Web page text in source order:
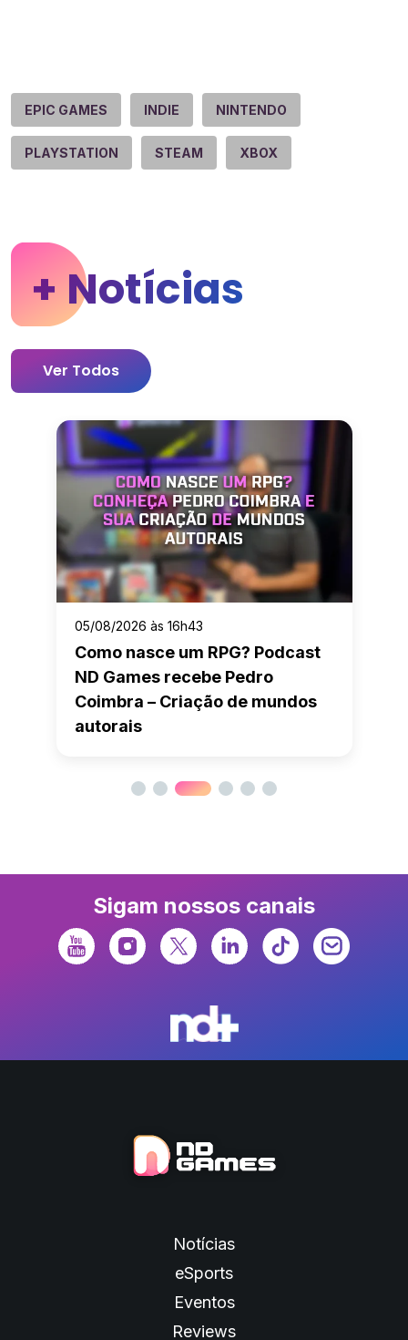
EPIC GAMES INDIE NINTENDO
PLAYSTATION STEAM XBOX
+ Notícias
Ver Todos
05/08/2026 às 16h43
Como nasce um RPG? Podcast
ND Games recebe Pedro
Coimbra – Criação de mundos
autorais
Sigam nossos canais
Notícias
eSports
Eventos
Reviews